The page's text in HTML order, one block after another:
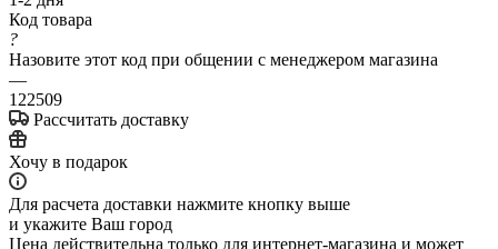
Код товара
?
Назовите этот код при общении с менеджером магазина
—
122509
Рассчитать доставку
Хочу в подарок
Для расчета доставки нажмите кнопку выше
и укажите Ваш город
Цена действительна только для интернет-магазина и может